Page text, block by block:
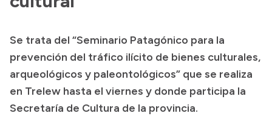
Historia
Geografía
Invertí en Río Negro
Se trata del “Seminario Patagónico para la
prevención del tráfico ilícito de bienes culturales,
arqueológicos y paleontológicos” que se realiza
en Trelew hasta el viernes y donde participa la
Secretaría de Cultura de la provincia.